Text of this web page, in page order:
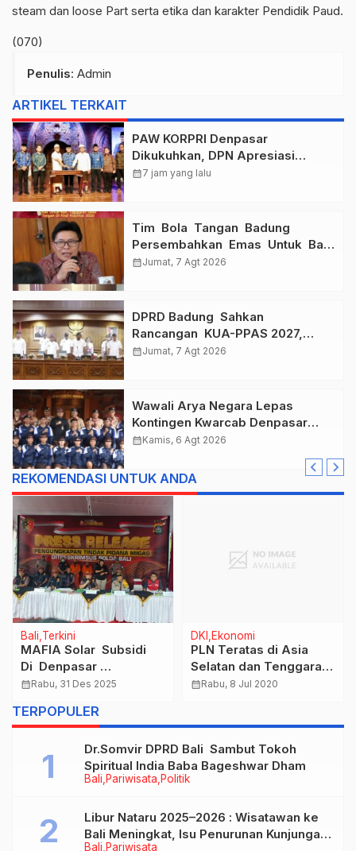
steam dan loose Part serta etika dan karakter Pendidik Paud.
(070)
Penulis: Admin
ARTIKEL TERKAIT
PAW KORPRI Denpasar
Dikukuhkan, DPN Apresiasi
“Sembagi Arutala” untuk Lindungi
calendar_month7 jam yang lalu
Tim Bola Tangan Badung
Persembahkan Emas Untuk Bali
, Taklukkan Jawa Tengah Di
calendar_monthJumat, 7 Agt 2026
DPRD Badung Sahkan
Rancangan KUA-PPAS 2027,
Anggaran Tembus Lebih Dari
calendar_monthJumat, 7 Agt 2026
Wawali Arya Negara Lepas
Kontingen Kwarcab Denpasar
Menuju Jambore Nasional XII
calendar_monthKamis, 6 Agt 2026
REKOMENDASI UNTUK ANDA
Bali Terkini
MAFIA Solar Subsidi
Di Denpasar
Digerebek, 5
Negara Rugi Milliaran
Rupiah
calendar_monthRabu, 31 Des 2025
DKI Ekonomi
PLN Teratas di Asia
Selatan dan Tenggara
Dalam Mendukung
Karbon
calendar_monthRabu, 8 Jul 2020
TERPOPULER
Bali Pariwisata Politik
Dr.Somvir DPRD Bali Sambut Tokoh
Spiritual India Baba Bageshwar Dham
Bali Pariwisata
Libur Nataru 2025–2026 : Wisatawan ke
Bali Meningkat, Isu Penurunan Kunjungan